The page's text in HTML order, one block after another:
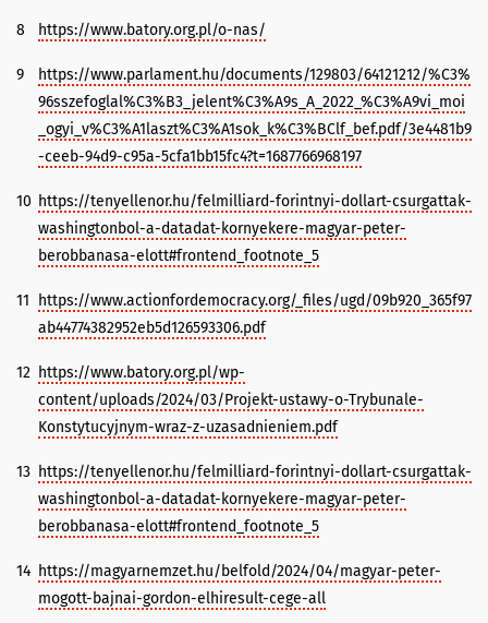
8 https://www.batory.org.pl/o-nas/
9
https://www.parlament.hu/documents/129803/64121212/%C3%
96sszefoglal%C3%B3_jelent%C3%A9s_A_2022_%C3%A9vi_moi
_ogyi_v%C3%A1laszt%C3%A1sok_k%C3%BClf_bef.pdf/3e4481b9
-ceeb-94d9-c95a-5cfa1bb15fc4?t=1687766968197
10 https://tenyellenor.hu/felmilliard-forintnyi-dollart-csurgattak-
washingtonbol-a-datadat-kornyekere-magyar-peter-
berobbanasa-elott#frontend_footnote_5
11
https://www.actionfordemocracy.org/_files/ugd/09b920_365f97
ab44774382952eb5d126593306.pdf
12 https://www.batory.org.pl/wp-
content/uploads/2024/03/Projekt-ustawy-o-Trybunale-
Konstytucyjnym-wraz-z-uzasadnieniem.pdf
13 https://tenyellenor.hu/felmilliard-forintnyi-dollart-csurgattak-
washingtonbol-a-datadat-kornyekere-magyar-peter-
berobbanasa-elott#frontend_footnote_5
14 https://magyarnemzet.hu/belfold/2024/04/magyar-peter-
mogott-bajnai-gordon-elhiresult-cege-all